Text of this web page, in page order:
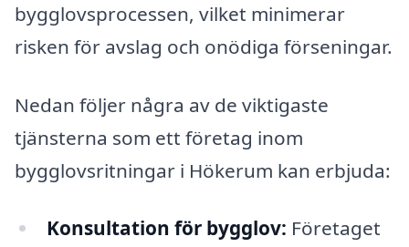
bygglovsprocessen, vilket minimerar
risken för avslag och onödiga förseningar.
Nedan följer några av de viktigaste
tjänsterna som ett företag inom
bygglovsritningar i Hökerum kan erbjuda:
Konsultation för bygglov: Företaget